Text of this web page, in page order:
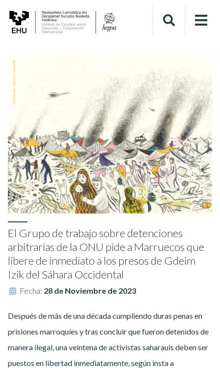
El Grupo de trabajo sobre detenciones
arbitrarias de la ONU pide a Marruecos que
libere de inmediato a los presos de Gdeim
Izik del Sáhara Occidental
Fecha: 28 de Noviembre de 2023
Después de más de una década cumpliendo duras penas en
prisiones marroquíes y tras concluir que fueron detenidos de
manera ilegal, una veintena de activistas saharauis deben ser
puestos en libertad inmediatamente, según insta a